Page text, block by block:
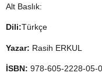
Alt Baslık:
Dili:Türkçe
Yazar: Rasih ERKUL
İSBN: 978-605-2228-05-0